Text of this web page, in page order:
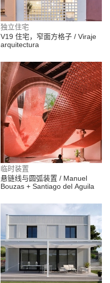
独立住宅
V19 住宅，窄面方格子 / Viraje
arquitectura
临时装置
悬链线与圆弧装置 / Manuel
Bouzas + Santiago del Aguila